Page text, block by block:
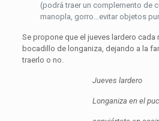
(podrá traer un complemento de
manopla, gorro…evitar objetos
Se propone que el jueves lardero cada
bocadillo de longaniza, dejando a la
traerlo o no.
Jueves lardero
Longaniza en el